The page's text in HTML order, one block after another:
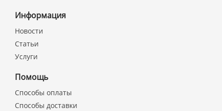
Информация
Новости
Статьи
Услуги
Помощь
Способы оплаты
Способы доставки